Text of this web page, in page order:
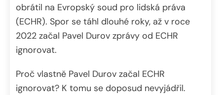
obrátil na Evropský soud pro lidská práva
(ECHR). Spor se táhl dlouhé roky, až v roce
2022 začal Pavel Durov zprávy od ECHR
ignorovat.
Proč vlastně Pavel Durov začal ECHR
ignorovat? K tomu se doposud nevyjádřil.